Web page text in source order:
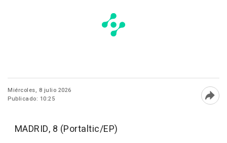
Miércoles, 8 julio 2026
Publicado: 10:25
MADRID, 8 (Portaltic/EP)